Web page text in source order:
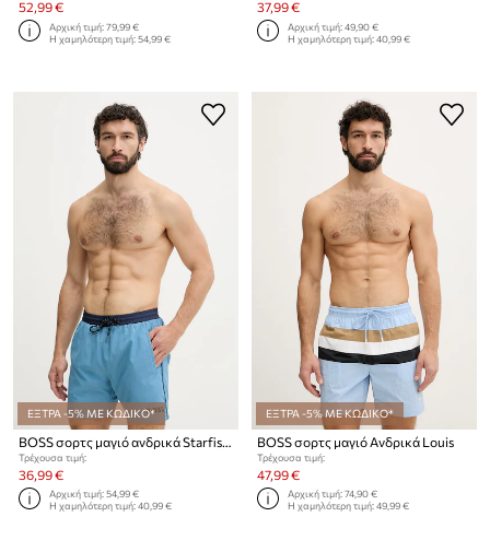
52,99 €
Αρχική τιμή:79,99 €
Η χαμηλότερη τιμή:54,99 €
37,99 €
Αρχική τιμή:49,90 €
Η χαμηλότερη τιμή:40,99 €
ΕΞΤΡΑ -5% ΜΕ ΚΩΔΙΚΟ*
Τρέχουσα τιμή:
36,99 €
Αρχική τιμή:54,99 €
Η χαμηλότερη τιμή:40,99 €
ΕΞΤΡΑ -5% ΜΕ ΚΩΔΙΚΟ*
BOSS σορτς μαγιό Ανδρικά Louis
Τρέχουσα τιμή:
47,99 €
Αρχική τιμή:74,90 €
Η χαμηλότερη τιμή:49,99 €